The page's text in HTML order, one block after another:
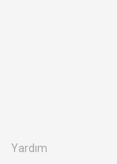
Yardım